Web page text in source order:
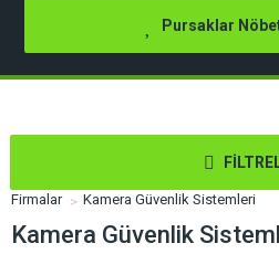
Pursaklar
Firmalar Kamera Güvenlik Sistemleri
Kamera Güvenlik